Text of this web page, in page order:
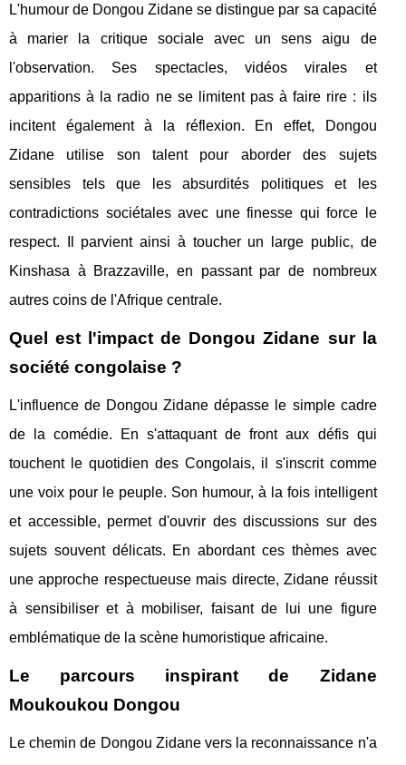
L'humour de Dongou Zidane se distingue par sa capacité
à marier la critique sociale avec un sens aigu de
l'observation. Ses spectacles, vidéos virales et
apparitions à la radio ne se limitent pas à faire rire : ils
incitent également à la réflexion. En effet, Dongou
Zidane utilise son talent pour aborder des sujets
sensibles tels que les absurdités politiques et les
contradictions sociétales avec une finesse qui force le
respect. Il parvient ainsi à toucher un large public, de
Kinshasa à Brazzaville, en passant par de nombreux
autres coins de l'Afrique centrale.
Quel est l'impact de Dongou Zidane sur la
société congolaise ?
L'influence de Dongou Zidane dépasse le simple cadre
de la comédie. En s'attaquant de front aux défis qui
touchent le quotidien des Congolais, il s'inscrit comme
une voix pour le peuple. Son humour, à la fois intelligent
et accessible, permet d'ouvrir des discussions sur des
sujets souvent délicats. En abordant ces thèmes avec
une approche respectueuse mais directe, Zidane réussit
à sensibiliser et à mobiliser, faisant de lui une figure
emblématique de la scène humoristique africaine.
Le parcours inspirant de Zidane
Moukoukou Dongou
Le chemin de Dongou Zidane vers la reconnaissance n'a